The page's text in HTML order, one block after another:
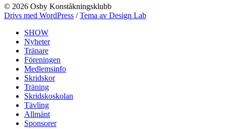
© 2026 Osby Konståkningsklubb
Drivs med WordPress /Tema av Design Lab
SHOW
Nyheter
Tränare
Föreningen
Medlemsinfo
Skridskor
Träning
Skridskoskolan
Tävling
Allmänt
Sponsorer